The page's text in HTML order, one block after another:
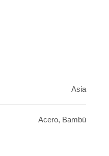
Asia
Acero, Bambú